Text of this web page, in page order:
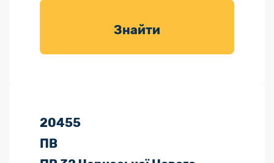
товарів для
Знайти
20455
ПВ